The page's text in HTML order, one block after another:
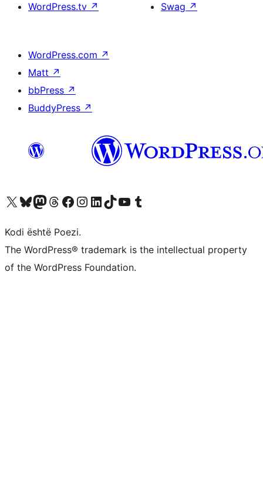
WordPress.tv ↗
Swag ↗
WordPress.com ↗
Matt ↗
bbPress ↗
BuddyPress ↗
Vizitoni llogarinë tonë X (ish Twitter)
Vizitoni llogarinë tonë Bluesky
Vizitoni llogarinë tonë Mastodon
Vizitoni llogarinë tonë Threads
Vizitoni faqen tonë në Facebook
Vizitoni llogarinë tonë Instagram
Vizitoni llogarinë tonë LinkedIn
Vizitoni llogarinë tonë TikTok
Vizitoni kanalin tonë YouTube
Vizitoni llogarinë tonë Tumblr
Kodi është Poezi.
The WordPress® trademark is the intellectual property
of the WordPress Foundation.